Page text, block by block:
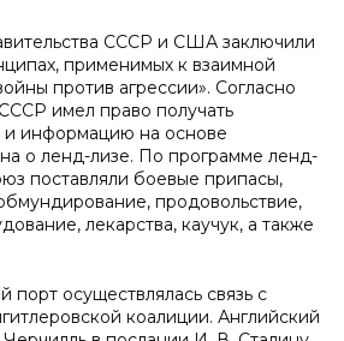
СССР и США заключили
применимых к взаимной
против агрессии». Согласно
имел право получать
и информацию на основе
о ленд-лизе. По программе ленд-
поставляли боевые припасы,
продовольствие,
лекарства, каучук, а также
порт осуществлялась связь с
коалиции. Английский